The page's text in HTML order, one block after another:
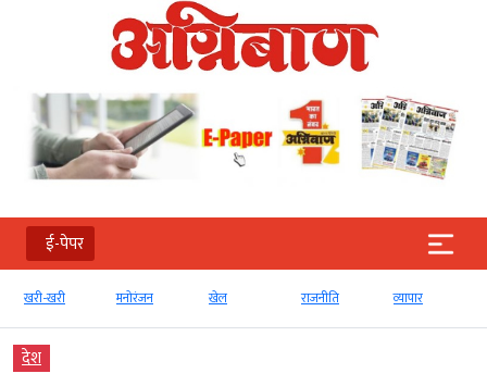
ई-पेपर
खरी-खरी मनोरंजन खेल राजनीति व्‍यापार
देश